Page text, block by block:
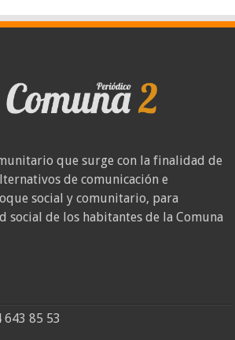
que surge con la finalidad de
de comunicación e
social y comunitario, para
de los habitantes de la Comuna
643 85 53